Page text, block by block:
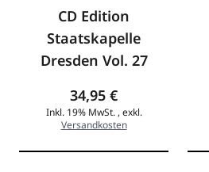
CD Edition
Staatskapelle
Dresden Vol. 27
34,95 €
Inkl. 19% MwSt. , exkl.
Versandkosten